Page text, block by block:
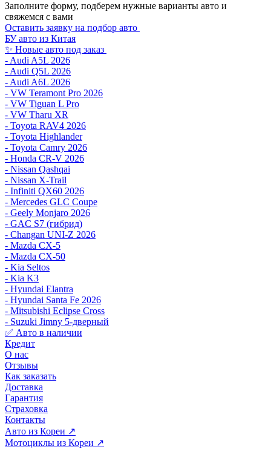
Заполните форму, подберем нужные варианты авто и
свяжемся с вами
Оставить заявку на подбор авто
БУ авто из Китая
✨ Новые авто под заказ
- Audi A5L 2026
- Audi Q5L 2026
- Audi A6L 2026
- VW Teramont Pro 2026
- VW Tiguan L Pro
- VW Tharu XR
- Toyota RAV4 2026
- Toyota Highlander
- Toyota Camry 2026
- Honda CR-V 2026
- Nissan Qashqai
- Nissan X-Trail
- Infiniti QX60 2026
- Mercedes GLC Coupe
- Geely Monjaro 2026
- GAC S7 (гибрид)
- Changan UNI-Z 2026
- Mazda CX-5
- Mazda CX-50
- Kia Seltos
- Kia K3
- Hyundai Elantra
- Hyundai Santa Fe 2026
- Mitsubishi Eclipse Cross
- Suzuki Jimny 5-дверный
✅ Авто в наличии
Кредит
О нас
Отзывы
Как заказать
Доставка
Гарантия
Страховка
Контакты
Авто из Кореи ↗
Мотоциклы из Кореи ↗